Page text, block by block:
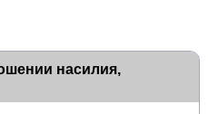
насилия,